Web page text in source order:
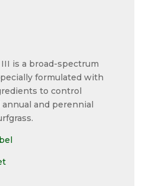
III is a broad-spectrum
formulated with
to control
and perennial